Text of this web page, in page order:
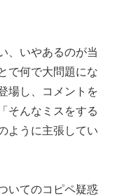
、いやあるのが当
で何で大問題にな
場し、コメントを
そんなミスをする
ように主張してい
いてのコピペ疑惑